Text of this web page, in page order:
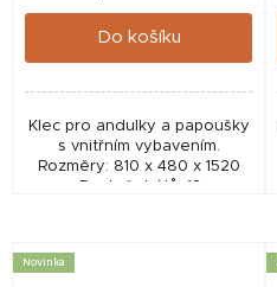
cena:
Do košíku
Klec pro andulky a papoušky
s vnitřním vybavením.
Rozměry: 810 x 480 x 1520
mm. Rozteč drátů: 12 mm
Novinka